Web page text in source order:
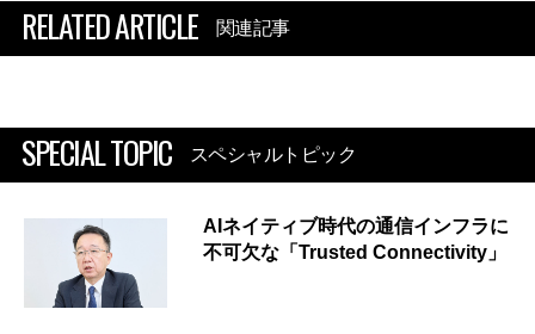
RELATED ARTICLE 関連記事
SPECIAL TOPIC スペシャルトピック
AIネイティブ時代の通信インフラに
不可欠な「Trusted Connectivity」